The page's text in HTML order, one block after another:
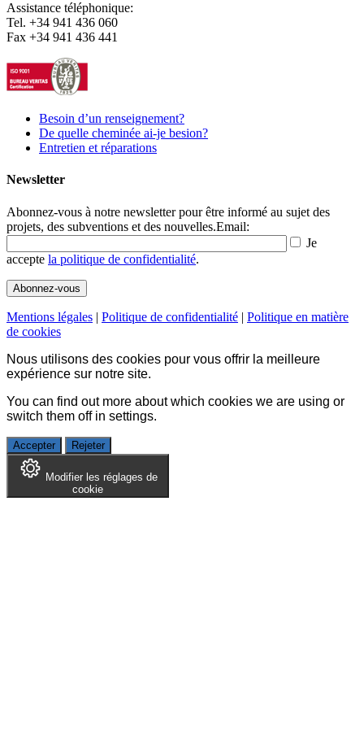
Assistance téléphonique:
Tel. +34 941 436 060
Fax +34 941 436 441
Besoin d’un renseignement?
De quelle cheminée ai-je besion?
Entretien et réparations
Newsletter
Abonnez-vous à notre newsletter pour être informé au sujet des
projets, des subventions et des nouvelles.Email:
Je
accepte la politique de confidentialité.
Mentions légales | Politique de confidentialité | Politique en matière
de cookies
Nous utilisons des cookies pour vous offrir la meilleure
expérience sur notre site.
You can find out more about which cookies we are using or
switch them off in settings.
Accepter Rejeter
Modifier les réglages de
cookie